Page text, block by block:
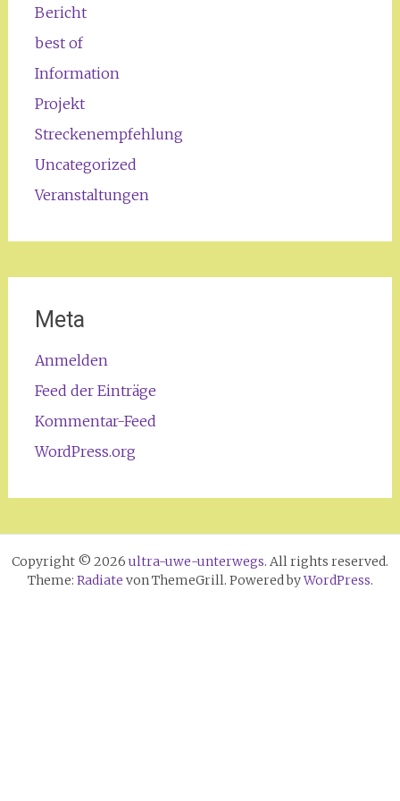
Bericht
best of
Information
Projekt
Streckenempfehlung
Uncategorized
Veranstaltungen
Meta
Anmelden
Feed der Einträge
Kommentar-Feed
WordPress.org
Copyright © 2026 ultra-uwe-unterwegs. All rights reserved.
Theme: Radiate von ThemeGrill. Powered byWordPress.